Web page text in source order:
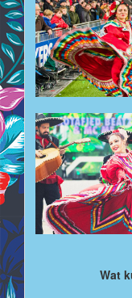
Wat